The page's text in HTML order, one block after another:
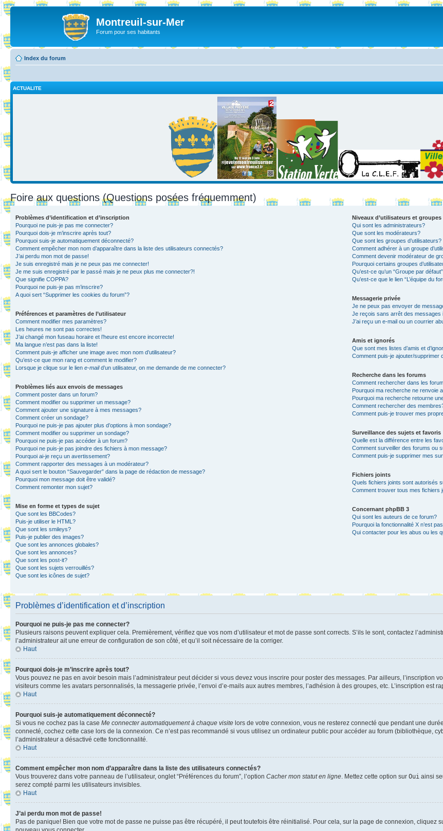
Montreuil-sur-Mer
Forum pour ses habitants
Index du forum
ACTUALITE
Foire aux questions (Questions posées fréquemment)
Problèmes d’identification et d’inscription
Pourquoi ne puis-je pas me connecter?
Pourquoi dois-je m’inscrire après tout?
Pourquoi suis-je automatiquement déconnecté?
Comment empêcher mon nom d’apparaître dans la liste des utilisateurs connectés?
J’ai perdu mon mot de passe!
Je suis enregistré mais je ne peux pas me connecter!
Je me suis enregistré par le passé mais je ne peux plus me connecter?!
Que signifie COPPA?
Pourquoi ne puis-je pas m’inscrire?
A quoi sert “Supprimer les cookies du forum”?
Préférences et paramètres de l’utilisateur
Comment modifier mes paramètres?
Les heures ne sont pas correctes!
J’ai changé mon fuseau horaire et l’heure est encore incorrecte!
Ma langue n’est pas dans la liste!
Comment puis-je afficher une image avec mon nom d’utilisateur?
Qu’est-ce que mon rang et comment le modifier?
Lorsque je clique sur le lien e-maild’un utilisateur, on me demande de me connecter?
Problèmes liés aux envois de messages
Comment poster dans un forum?
Comment modifier ou supprimer un message?
Comment ajouter une signature à mes messages?
Comment créer un sondage?
Pourquoi ne puis-je pas ajouter plus d’options à mon sondage?
Comment modifier ou supprimer un sondage?
Pourquoi ne puis-je pas accéder à un forum?
Pourquoi ne puis-je pas joindre des fichiers à mon message?
Pourquoi ai-je reçu un avertissement?
Comment rapporter des messages à un modérateur?
A quoi sert le bouton “Sauvegarder” dans la page de rédaction de message?
Pourquoi mon message doit être validé?
Comment remonter mon sujet?
Mise en forme et types de sujet
Que sont les BBCodes?
Puis-je utiliser le HTML?
Que sont les smileys?
Puis-je publier des images?
Que sont les annonces globales?
Que sont les annonces?
Que sont les post-it?
Que sont les sujets verrouillés?
Que sont les icônes de sujet?
Niveaux d’utilisateurs et groupes
Qui sont les administrateurs?
Que sont les modérateurs?
Que sont les groupes d’utilisateurs?
Comment adhérer à un groupe
Comment devenir modérateur de
Pourquoi certains groupes
Qu’est-ce qu’un “Groupe par
Qu’est-ce que le lien “L’équipe du
Messagerie privée
Je ne peux pas envoyer de
Je reçois sans arrêt des messages
J’ai reçu un e-mail ou un courrier
Amis et ignorés
Que sont mes listes d’amis et
Comment puis-je ajouter/supprimer
Recherche dans les forums
Comment rechercher dans les
Pourquoi ma recherche ne renvoie
Pourquoi ma recherche retourne
Comment rechercher des
Comment puis-je trouver mes
Surveillance des sujets et favoris
Quelle est la différence entre les
Comment surveiller des forums ou
Comment puis-je supprimer mes
Fichiers joints
Quels fichiers joints sont autorisés
Comment trouver tous mes fichiers
Concernant phpBB 3
Qui sont les auteurs de ce forum?
Pourquoi la fonctionnalité X n’est
Qui contacter pour les abus ou les
Problèmes d’identification et d’inscription
Pourquoi ne puis-je pas me connecter?
Plusieurs raisons peuvent expliquer cela. Premièrement, vérifiez que vos nom d’utilisateur et mot de passe sont corrects. S’ils le sont, contactez
l’administrateur ait une erreur de configuration de son côté, et qu’il soit nécessaire de la corriger.
Haut
Pourquoi dois-je m’inscrire après tout?
Vous pouvez ne pas en avoir besoin mais l’administrateur peut décider si vous devez vous inscrire pour poster des messages. Par ailleurs,
visiteurs comme les avatars personnalisés, la messagerie privée, l’envoi d’e-mails aux autres membres, l’adhésion à des groupes, etc. L’inscription est
Haut
Pourquoi suis-je automatiquement déconnecté?
Si vous ne cochez pas la case Me connecter automatiquement à chaque visite lors de votre connexion, vous ne resterez connecté que pendant une
connecté, cochez cette case lors de la connexion. Ce n’est pas recommandé si vous utilisez un ordinateur public pour accéder au forum (bibliothèque,
l’administrateur a désactivé cette fonctionnalité.
Haut
Comment empêcher mon nom d’apparaître dans la liste des utilisateurs connectés?
Vous trouverez dans votre panneau de l’utilisateur, onglet “Préférences du forum”, l’option Cacher mon statut en ligne . Mettez cette option sur Oui ainsi
serez compté parmi les utilisateurs invisibles.
Haut
J’ai perdu mon mot de passe!
Pas de panique! Bien que votre mot de passe ne puisse pas être récupéré, il peut toutefois être réinitialisé. Pour cela, sur la page de connexion, cliquez